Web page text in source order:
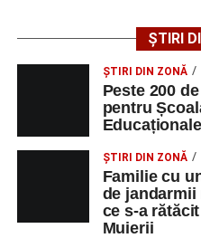
tinerilor muzicieni și
spectatorii au răsplătit
ȘTIRI
ȘTIRI DIN ZONĂ
Peste 200
pentru
ȘTIRI DIN ZONĂ
Familie cu
de jandarmii
ce s-a
Muierii